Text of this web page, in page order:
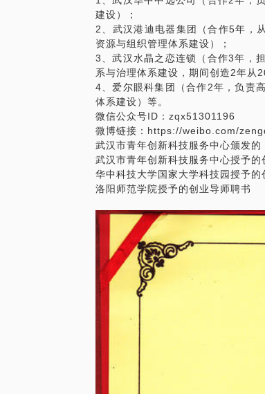
建设）；
2、武汉港迪电器集团（合作5年，
资源与组织管理体系建设）；
3、武汉水晶之恋连锁（合作3年，
系与治理体系建设，期间创造2年从
4、爱尔眼科集团（合作2年，负责
体系建设）等。
微信公众号ID：zqx51301196
微博链接：https://weibo.com/
武汉市青年创新科技服务中心颁发的
武汉市青年创新科技服务中心授予的
华中科技大学国家大学科技园授予的
洛阳师范学院授予的创业导师聘书